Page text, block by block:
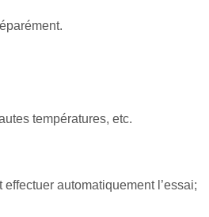
températures, etc.
automatiquement l’essai;